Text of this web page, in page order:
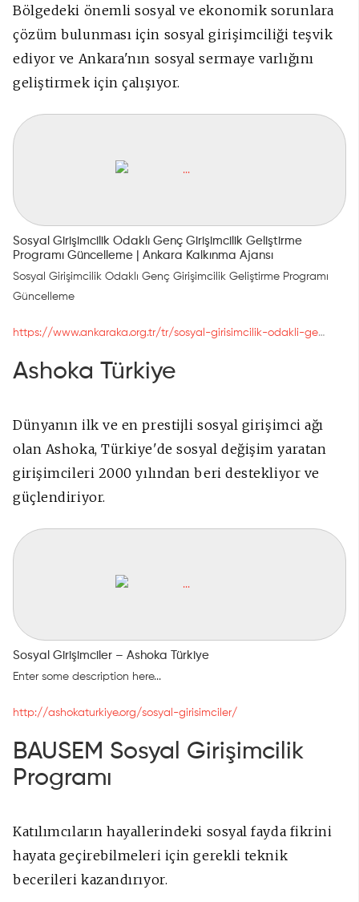
Bölgedeki önemli sosyal ve ekonomik sorunlara
çözüm bulunması için sosyal girişimciliği teşvik
ediyor ve Ankara'nın sosyal sermaye varlığını
geliştirmek için çalışıyor.
Sosyal Girişimcilik Odaklı Genç Girişimcilik Geliştirme
Programı Güncelleme | Ankara Kalkınma Ajansı
Sosyal Girişimcilik Odaklı Genç Girişimcilik Geliştirme Programı
Güncelleme
https://www.ankaraka.org.tr/tr/sosyal-girisimcilik-odakli-genc-girisimcilik-gelistirme-programi-guncelleme_3569.html
Ashoka Türkiye
Dünyanın ilk ve en prestijli sosyal girişimci ağı
olan Ashoka, Türkiye'de sosyal değişim yaratan
girişimcileri 2000 yılından beri destekliyor ve
güçlendiriyor.
Sosyal Girişimciler – Ashoka Türkiye
Enter some description here...
http://ashokaturkiye.org/sosyal-girisimciler/
BAUSEM Sosyal Girişimcilik
Programı
Katılımcıların hayallerindeki sosyal fayda fikrini
hayata geçirebilmeleri için gerekli teknik
becerileri kazandırıyor.